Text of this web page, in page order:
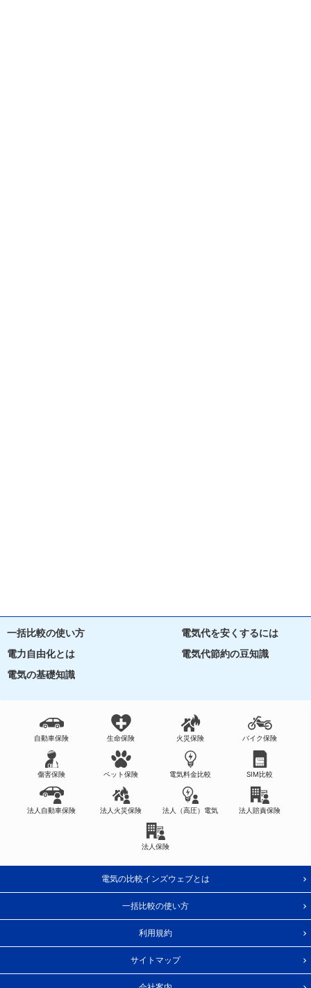
一括比較の使い方
電気代を安くするには
電力自由化とは
電気代節約の豆知識
電気の基礎知識
自動車保険 生命保険 火災保険 バイク保険
傷害保険 ペット保険 電気料金比較 SIM比較
法人自動車保険 法人火災保険 法人（高圧）電気 法人賠責保険
法人保険
電気の比較インズウェブとは
一括比較の使い方
利用規約
サイトマップ